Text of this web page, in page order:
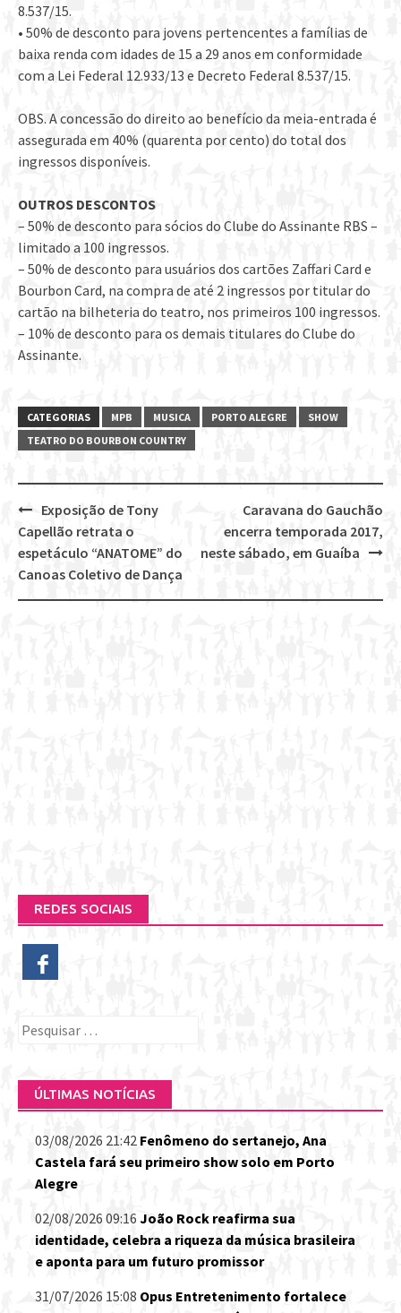
8.537/15.
• 50% de desconto para jovens pertencentes a famílias de
baixa renda com idades de 15 a 29 anos em conformidade
com a Lei Federal 12.933/13 e Decreto Federal 8.537/15.
OBS. A concessão do direito ao benefício da meia-entrada é
assegurada em 40% (quarenta por cento) do total dos
ingressos disponíveis.
OUTROS DESCONTOS
– 50% de desconto para sócios do Clube do Assinante RBS –
limitado a 100 ingressos.
– 50% de desconto para usuários dos cartões Zaffari Card e
Bourbon Card, na compra de até 2 ingressos por titular do
cartão na bilheteria do teatro, nos primeiros 100 ingressos.
– 10% de desconto para os demais titulares do Clube do
Assinante.
CATEGORIAS MPB MUSICA PORTO ALEGRE
SHOW
TEATRO DO BOURBON COUNTRY
Post
navigation
Caravana do Gauchão
encerra temporada 2017,
neste sábado, em Guaíba
Exposição de Tony
Capellão retrata o
espetáculo “ANATOME” do
Canoas Coletivo de Dança
REDES SOCIAIS
Pesquisar
ÚLTIMAS NOTÍCIAS
03/08/2026 21:42 Fenômeno do sertanejo, Ana
Castela fará seu primeiro show solo em Porto
Alegre
02/08/2026 09:16 João Rock reafirma sua
identidade, celebra a riqueza da música brasileira
e aponta para um futuro promissor
31/07/2026 15:08 Opus Entretenimento fortalece